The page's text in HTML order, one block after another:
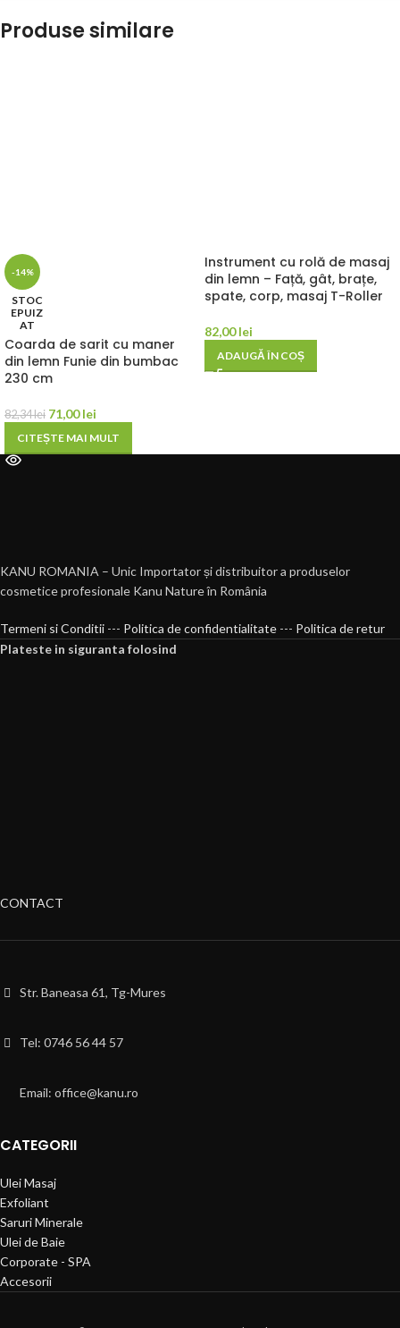
Produse similare
-14%
STOC
EPUIZ
AT
Coarda de sarit cu maner
din lemn Funie din bumbac
230 cm
82,34lei 71,00lei
CITEȘTE MAI MULT
Instrument cu rolă de masaj
din lemn – Față, gât, brațe,
spate, corp, masaj T-Roller
82,00lei
ADAUGĂ ÎN COȘ
KANU ROMANIA – Unic Importator și distribuitor a produselor
cosmetice profesionale Kanu Nature în România
Termeni si Conditii --- Politica de confidentialitate --- Politica de retur
Plateste in siguranta folosind
CONTACT
Str. Baneasa 61, Tg-Mures
Tel: 0746 56 44 57
Email: office@kanu.ro
CATEGORII
Ulei Masaj
Exfoliant
Saruri Minerale
Ulei de Baie
Corporate - SPA
Accesorii